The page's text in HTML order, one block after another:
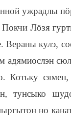
ужрадлы пӧ
Покчи Лӧзя
Вераны кулэ,
адямиослэн
Котьку
тунсыко
но